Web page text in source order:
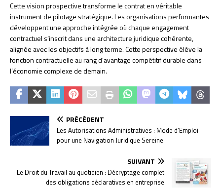
Cette vision prospective transforme le contrat en véritable
instrument de pilotage stratégique. Les organisations performantes
développent une approche intégrée où chaque engagement
contractuel s’inscrit dans une architecture juridique cohérente,
alignée avec les objectifs à long terme. Cette perspective élève la
fonction contractuelle au rang d’avantage compétitif durable dans
l’économie complexe de demain.
PRÉCÉDENT
Les Autorisations Administratives : Mode d’Emploi
pour une Navigation Juridique Sereine
SUIVANT
Le Droit du Travail au quotidien : Décryptage complet
des obligations déclaratives en entreprise